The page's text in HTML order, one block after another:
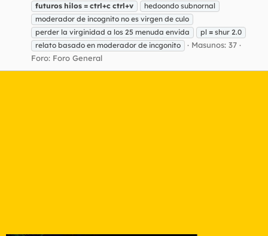
futuros hilos = ctrl+c ctrl+v
hedoondo subnornal
moderador de incognito no es virgen de culo
perder la virginidad a los 25 menuda envida
pl = shur 2.0
relato basado en moderador de incgonito
Masunos: 37
Foro: Foro General